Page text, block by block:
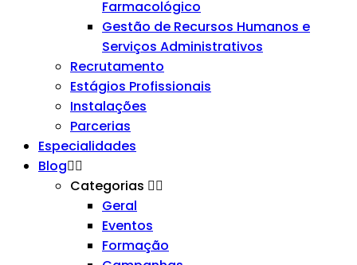
Farmacológico
Gestão de Recursos Humanos e
Serviços Administrativos
Recrutamento
Estágios Profissionais
Instalações
Parcerias
Especialidades
Blog
Categorias
Geral
Eventos
Formação